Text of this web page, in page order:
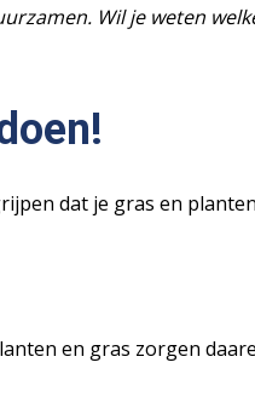
Wil je weten
dat je gras en
en gras zorgen